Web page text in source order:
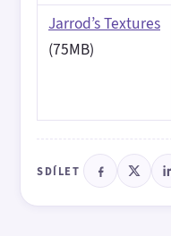
Jarrod’s Textures
(75MB)
SDÍLET